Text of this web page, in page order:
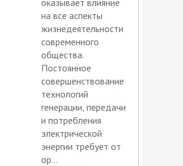
на все аспекты
жизнедеятельности
современного
общества.
Постоянное
совершенствование
технологий
генерации, передачи
и потребления
электрической
энергии требует от
ор...